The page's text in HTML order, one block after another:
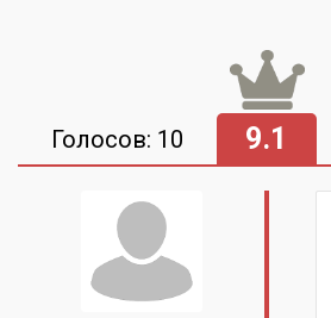
Голосов: 10 9.1